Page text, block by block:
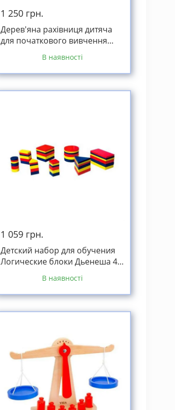
1 250 грн.
Дерев'яна рахівниця дитяча
для початкового вивчення
В наявності
1 059 грн.
Детский набор для обучения
Логические блоки Дьенеша 48
В наявності